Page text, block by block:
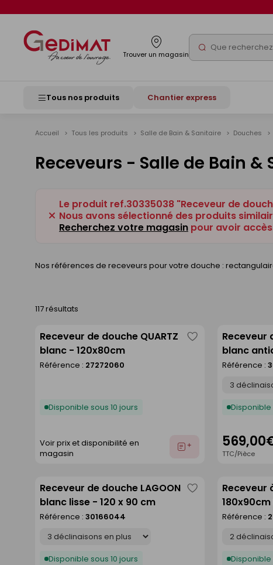
Trouver un magasin Rechercher
Tous nos produits Chantier express
Accueil Tous les produits Salle de Bain & Sanitaire Douches
Receveurs - Salle de Bain &
Le produit ref.30335038 "Receveur de
Nous avons sélectionné des produits
Recherchez votre magasin pour avoir
Nos références de receveurs pour votre douche :
117 résultats
Receveur de douche QUARTZ
blanc - 120x80cm
Référence : 27272060
Disponible sous 10 jours
Voir prix et disponibilité en
magasin
Ajouter
Enregistrer
comme
Receveur
blanc
Référence :
Disponible
TTC/Pièce
Receveur de douche LAGOON
blanc lisse - 120 x 90 cm
Référence : 30166044
Disponible sous 10 jours
Enregistrer
comme
Receveur
Référence :
Disponible